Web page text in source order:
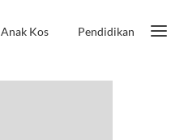
Anak Kos Pendidikan